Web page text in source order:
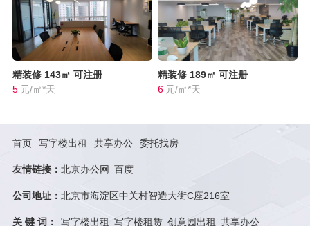
精装修 143㎡ 可注册
5 元/㎡*天
精装修 189㎡ 可注册
6 元/㎡*天
首页 写字楼出租 共享办公 委托找房
友情链接： 北京办公网 百度
公司地址： 北京市海淀区中关村智造大街C座216室
关 键 词： 写字楼出租 写字楼租赁 创意园出租 共享办公